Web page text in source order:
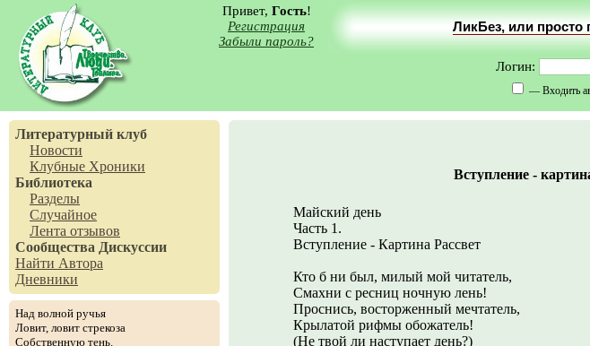
Привет, Гость!
Регистрация
Забыли пароль?
ЛикБез, или просто
Логин:
— Входить
Литературный клуб
Новости
Клубные Хроники
Библиотека
Разделы
Случайное
Лента отзывов
Сообщества Дискуссии
Найти Автора
Дневники
Над волной ручья
Ловит, ловит стрекоза
Собственную тень.
Вступление -
Майский день
Часть 1.
Вступление - Картина Рассвет
Кто б ни был, милый мой читатель,
Смахни с ресниц ночную лень!
Проснись, восторженный мечтатель,
Крылатой рифмы обожатель!
(Не твой ли наступает день?)